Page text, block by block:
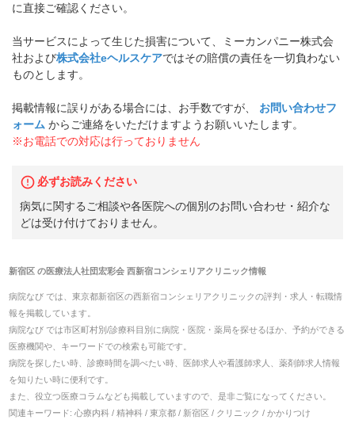
に直接ご確認ください。
当サービスによって生じた損害について、ミーカンパニー株式会
社および株式会社eヘルスケアではその賠償の責任を一切負わない
ものとします。
掲載情報に誤りがある場合には、お手数ですが、
お問い合わせフ
ォーム からご連絡をいただけますようお願いいたします。
※お電話での対応は行っておりません
必ずお読みください
病気に関するご相談や各医院への個別のお問い合わせ・紹介な
どは受け付けておりません。
新宿区の医療法人社団宏彩会 西新宿コンシェリアクリニック情報
病院なび では、 東京都新宿区の西新宿コンシェリアクリニックの評判・求人・転職情
報を掲載しています。
病院なび では市区町村別/診療科目別に病院・医院・薬局を探せるほか、予約ができる
医療機関や、キーワードでの検索も可能です。
病院を探したい時、診療時間を調べたい時、医師求人や看護師求人、薬剤師求人情報
を知りたい時に便利です。
また、役立つ医療コラムなども掲載していますので、是非ご覧になってください。
関連キーワード: 心療内科 / 精神科 / 東京都 / 新宿区 / クリニック / かかりつけ